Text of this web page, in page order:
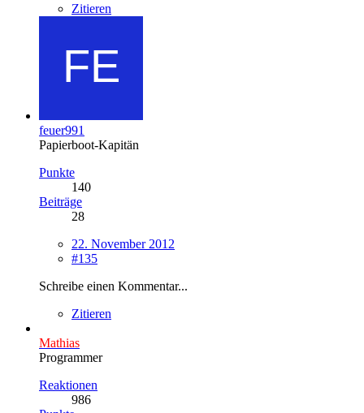
Zitieren
feuer991
Papierboot-Kapitän
Punkte
140
Beiträge
28
22. November 2012
#135
Schreibe einen Kommentar...
Zitieren
Mathias
Programmer
Reaktionen
986